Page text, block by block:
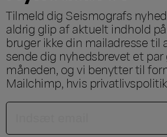
Tilmeld dig Seismografs
aldrig glip af aktuelt indhold
bruger ikke din mailadresse til
sende dig nyhedsbrevet et
måneden, og vi benytter til
Mailchimp, hvis